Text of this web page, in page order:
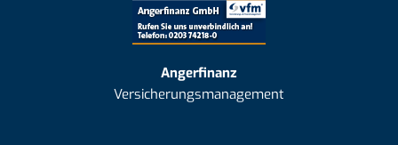
Angerfinanz
Versicherungsmanagement